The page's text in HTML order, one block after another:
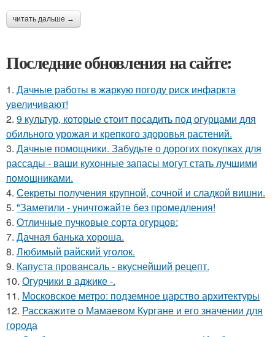
читать дальше →
Последние обновления на сайте:
1. Дачные работы в жаркую погоду риск инфаркта
увеличивают!
2. 9 культур, которые стоит посадить под огурцами для
обильного урожая и крепкого здоровья растений.
3. Дачные помощники. Забудьте о дорогих покупках для
рассады - ваши кухонные запасы могут стать лучшими
помощниками.
4. Секреты получения крупной, сочной и сладкой вишни.
5. "Заметили - уничтожайте без промедления!
6. Отличные пучковые сорта огурцов:
7. Дачная банька хороша.
8. Любимый райский уголок.
9. Капуста провансаль - вкуснейший рецепт.
10. Огурчики в аджике -.
11. Московское метро: подземное царство архитектуры
12. Расскажите о Мамаевом Кургане и его значении для
города